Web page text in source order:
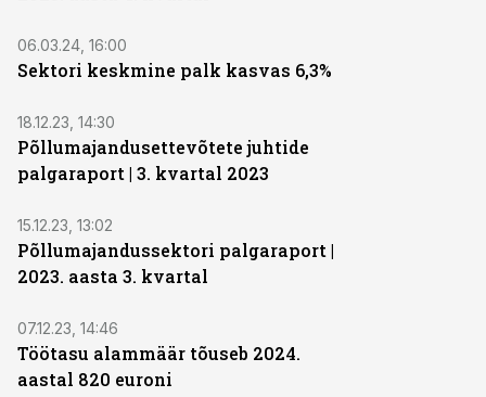
06.03.24, 16:00
Sektori keskmine palk kasvas 6,3%
18.12.23, 14:30
Põllumajandusettevõtete juhtide
palgaraport | 3. kvartal 2023
15.12.23, 13:02
Põllumajandussektori palgaraport |
2023. aasta 3. kvartal
07.12.23, 14:46
Töötasu alammäär tõuseb 2024.
aastal 820 euroni